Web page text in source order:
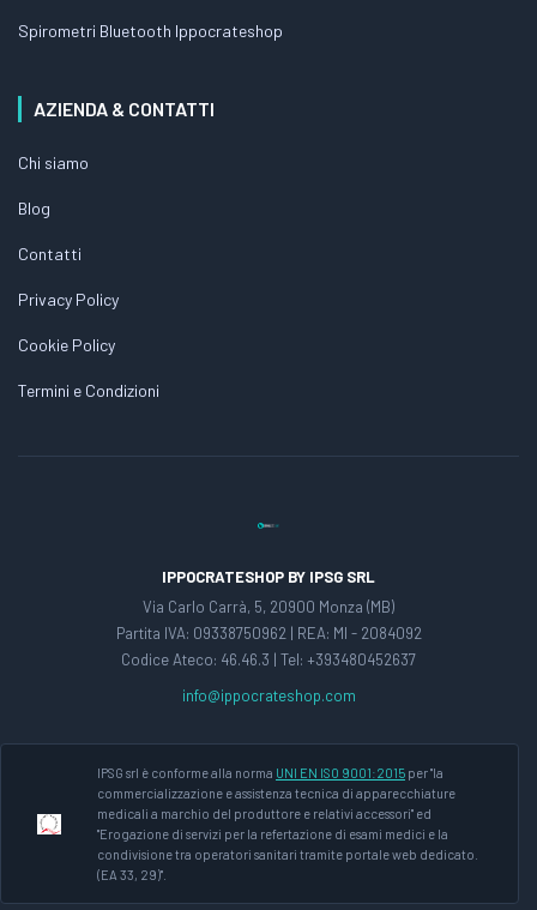
Spirometri Bluetooth Ippocrateshop
AZIENDA & CONTATTI
Chi siamo
Blog
Contatti
Privacy Policy
Cookie Policy
Termini e Condizioni
IPPOCRATESHOP BY IPSG SRL
Via Carlo Carrà, 5, 20900 Monza (MB)
Partita IVA: 09338750962 | REA: MI - 2084092
Codice Ateco: 46.46.3 | Tel: +393480452637
info@ippocrateshop.com
IPSG srl è conforme alla norma UNI EN ISO 9001:2015 per "la
commercializzazione e assistenza tecnica di apparecchiature
medicali a marchio del produttore e relativi accessori" ed
"Erogazione di servizi per la refertazione di esami medici e la
condivisione tra operatori sanitari tramite portale web dedicato.
(EA 33, 29)".